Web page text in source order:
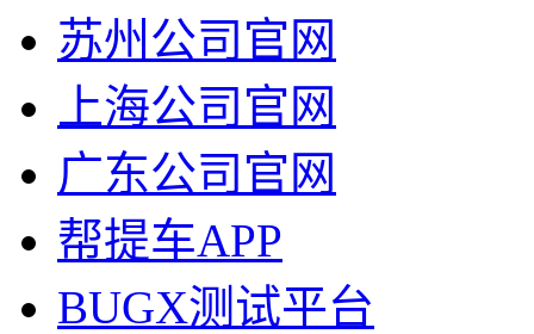
苏州公司官网
上海公司官网
广东公司官网
帮提车APP
BUGX测试平台